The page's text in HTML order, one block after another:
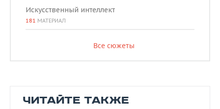
Искусственный интеллект
181 МАТЕРИАЛ
Все сюжеты
ЧИТАЙТЕ ТАКЖЕ